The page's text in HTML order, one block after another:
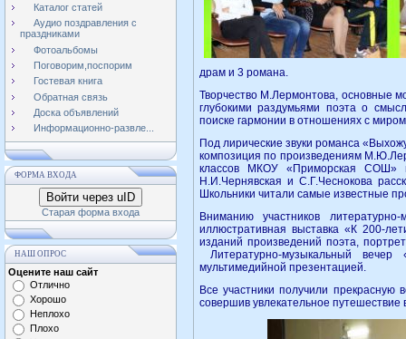
Каталог статей
Аудио поздравления с
праздниками
Фотоальбомы
Поговорим,поспорим
Гостевая книга
Обратная связь
Доска объявлений
Информационно-развле...
ФОРМА ВХОДА
Войти через uID
Старая форма входа
НАШ ОПРОС
Оцените наш сайт
Отлично
Хорошо
Неплохо
Плохо
драм и 3 романа.
Творчество М.Лермонтова, основные
глубокими раздумьями поэта о
поиске гармонии в отношениях с
Под лирические звуки романса
композиция по произведениям
классов МКОУ «Приморская СОШ» и
Н.И.Чернявская и С.Г.Чеснокова
Школьники читали самые известные
Вниманию участников
иллюстративная выставка «К 200-
изданий произведений поэта,
Литературно-музыкальный
мультимедийной презентацией.
Все участники получили прекрасную
совершив увлекательное путешествие